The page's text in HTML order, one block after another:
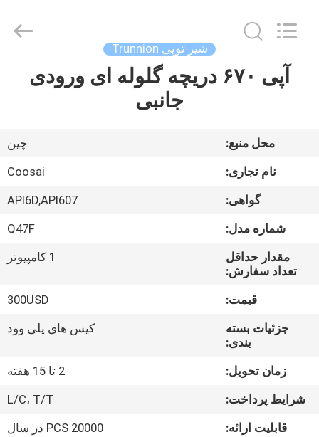
خونه
درباره
کارخانه
کیفیت
ما
تماس
Reserved.
شیر توپی Trunnion
آپی ۶۷۰ دریچه گلوله ای ورودی
جانبی
محل منبع:
چین
نام تجاری:
Coosai
گواهی:
API6D,API607
شماره مدل:
Q47F
مقدار حداقل
تعداد سفارش:
1 کامپیوتر
قیمت:
300USD
جزئیات بسته
بندی:
کیس های پلی وود
زمان تحویل:
2 تا 15 هفته
شرایط پرداخت:
L/C، T/T
قابلیت ارائه:
20000 PCS در سال